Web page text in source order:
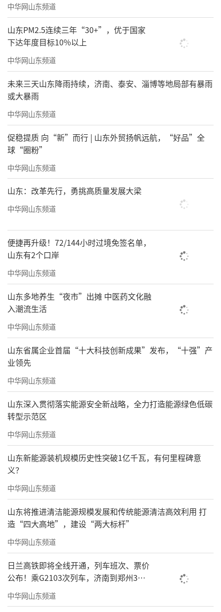
中华网山东频道
山东PM2.5连续三年“30+”，优于国家
下达年度目标10%以上
中华网山东频道
未来三天山东降雨持续，济南、泰安、淄博等地局部有暴雨
或大暴雨
中华网山东频道
促稳提质 向“新”而行 | 山东外贸扬帆远航，“好品”全
球“圈粉”
中华网山东频道
山东：改革先行，勇挑高质量发展大梁
中华网山东频道
便捷再升级！72/144小时过境免签名单，
山东有2个口岸
中华网山东频道
山东多地养生“夜市”出摊 中医药文化融
入潮流生活
中华网山东频道
山东省属企业首届“十大科技创新成果”发布，“十强”产
业领先
中华网山东频道
山东深入贯彻落实能源安全新战略，全力打造能源绿色低碳
转型示范区
中华网山东频道
山东新能源装机规模历史性突破1亿千瓦，有何里程碑意
义？
中华网山东频道
山东将推进清洁能源规模发展和传统能源清洁高效利用 打
造“四大高地”，建设“两大标杆”
中华网山东频道
日兰高铁即将全线开通，列车班次、票价
公布！乘G2103次列车，济南到郑州3小
时到达
中华网山东频道